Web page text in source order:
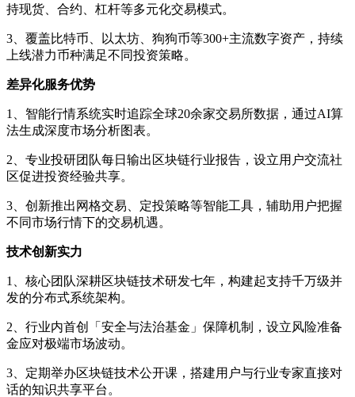
持现货、合约、杠杆等多元化交易模式。
3、覆盖比特币、以太坊、狗狗币等300+主流数字资产，持续
上线潜力币种满足不同投资策略。
差异化服务优势
1、智能行情系统实时追踪全球20余家交易所数据，通过AI算
法生成深度市场分析图表。
2、专业投研团队每日输出区块链行业报告，设立用户交流社
区促进投资经验共享。
3、创新推出网格交易、定投策略等智能工具，辅助用户把握
不同市场行情下的交易机遇。
技术创新实力
1、核心团队深耕区块链技术研发七年，构建起支持千万级并
发的分布式系统架构。
2、行业内首创「安全与法治基金」保障机制，设立风险准备
金应对极端市场波动。
3、定期举办区块链技术公开课，搭建用户与行业专家直接对
话的知识共享平台。